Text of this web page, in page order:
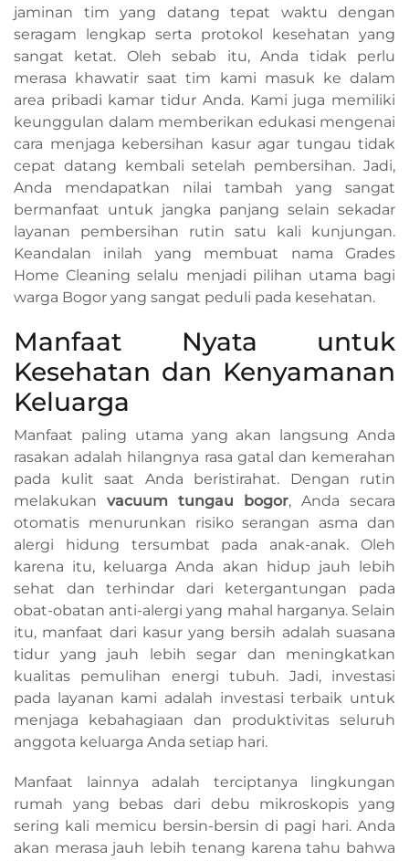
jaminan tim yang datang tepat waktu dengan
seragam lengkap serta protokol kesehatan yang
sangat ketat. Oleh sebab itu, Anda tidak perlu
merasa khawatir saat tim kami masuk ke dalam
area pribadi kamar tidur Anda. Kami juga memiliki
keunggulan dalam memberikan edukasi mengenai
cara menjaga kebersihan kasur agar tungau tidak
cepat datang kembali setelah pembersihan. Jadi,
Anda mendapatkan nilai tambah yang sangat
bermanfaat untuk jangka panjang selain sekadar
layanan pembersihan rutin satu kali kunjungan.
Keandalan inilah yang membuat nama Grades
Home Cleaning selalu menjadi pilihan utama bagi
warga Bogor yang sangat peduli pada kesehatan.
Manfaat Nyata untuk
Kesehatan dan Kenyamanan
Keluarga
Manfaat paling utama yang akan langsung Anda
rasakan adalah hilangnya rasa gatal dan kemerahan
pada kulit saat Anda beristirahat. Dengan rutin
melakukan vacuum tungau bogor, Anda secara
otomatis menurunkan risiko serangan asma dan
alergi hidung tersumbat pada anak-anak. Oleh
karena itu, keluarga Anda akan hidup jauh lebih
sehat dan terhindar dari ketergantungan pada
obat-obatan anti-alergi yang mahal harganya. Selain
itu, manfaat dari kasur yang bersih adalah suasana
tidur yang jauh lebih segar dan meningkatkan
kualitas pemulihan energi tubuh. Jadi, investasi
pada layanan kami adalah investasi terbaik untuk
menjaga kebahagiaan dan produktivitas seluruh
anggota keluarga Anda setiap hari.
Manfaat lainnya adalah terciptanya lingkungan
rumah yang bebas dari debu mikroskopis yang
sering kali memicu bersin-bersin di pagi hari. Anda
akan merasa jauh lebih tenang karena tahu bahwa